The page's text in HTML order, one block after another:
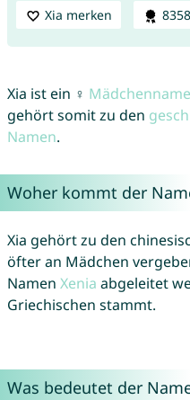
Xia merken 8358
Xia ist ein ♀ Mädchenname
gehört somit zu den
Namen.
Woher kommt der
Xia gehört zu den
öfter an Mädchen
Namen Xenia abgeleitet
Griechischen stammt.
Was bedeutet der